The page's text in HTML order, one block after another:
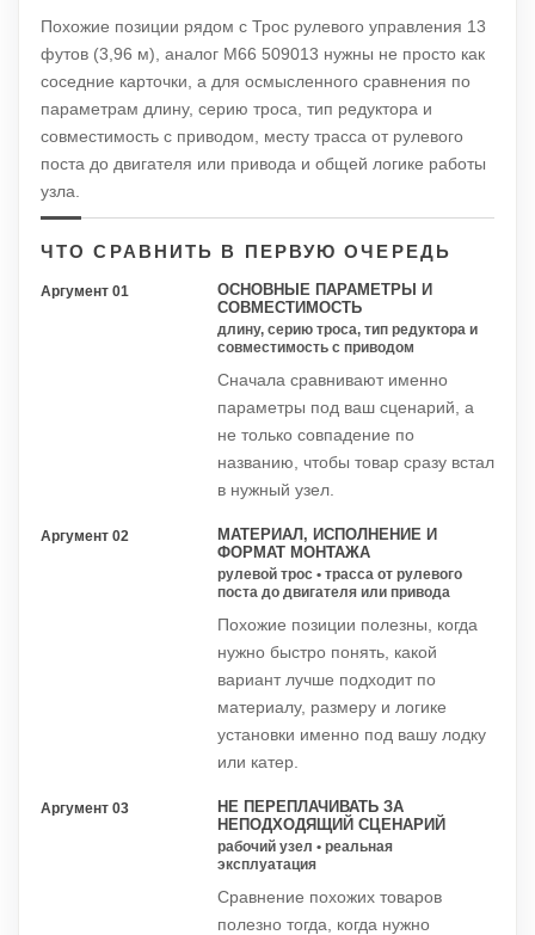
Похожие позиции рядом с Трос рулевого управления 13
футов (3,96 м), аналог М66 509013 нужны не просто как
соседние карточки, а для осмысленного сравнения по
параметрам длину, серию троса, тип редуктора и
совместимость с приводом, месту трасса от рулевого
поста до двигателя или привода и общей логике работы
узла.
ЧТО СРАВНИТЬ В ПЕРВУЮ ОЧЕРЕДЬ
Аргумент 01
ОСНОВНЫЕ ПАРАМЕТРЫ И
СОВМЕСТИМОСТЬ
длину, серию троса, тип редуктора и
совместимость с приводом
Сначала сравнивают именно
параметры под ваш сценарий, а
не только совпадение по
названию, чтобы товар сразу встал
в нужный узел.
Аргумент 02
МАТЕРИАЛ, ИСПОЛНЕНИЕ И
ФОРМАТ МОНТАЖА
рулевой трос • трасса от рулевого
поста до двигателя или привода
Похожие позиции полезны, когда
нужно быстро понять, какой
вариант лучше подходит по
материалу, размеру и логике
установки именно под вашу лодку
или катер.
Аргумент 03
НЕ ПЕРЕПЛАЧИВАТЬ ЗА
НЕПОДХОДЯЩИЙ СЦЕНАРИЙ
рабочий узел • реальная
эксплуатация
Сравнение похожих товаров
полезно тогда, когда нужно